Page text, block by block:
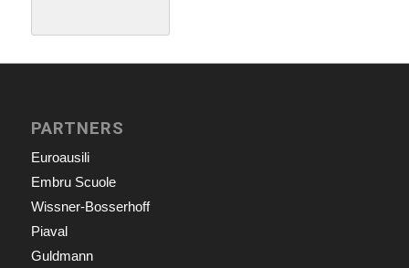
PARTNERS
Euroausili
Embru Scuole
Wissner-Bosserhoff
Piaval
Guldmann